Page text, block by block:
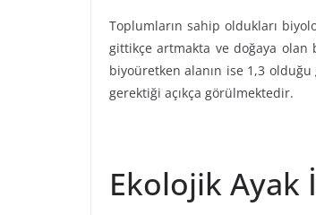
Toplumların sahip oldukları
gittikçe artmakta ve doğaya olan
biyoüretken alanın ise 1,3
gerektiği açıkça görülmektedir.
Ekolojik Ayak